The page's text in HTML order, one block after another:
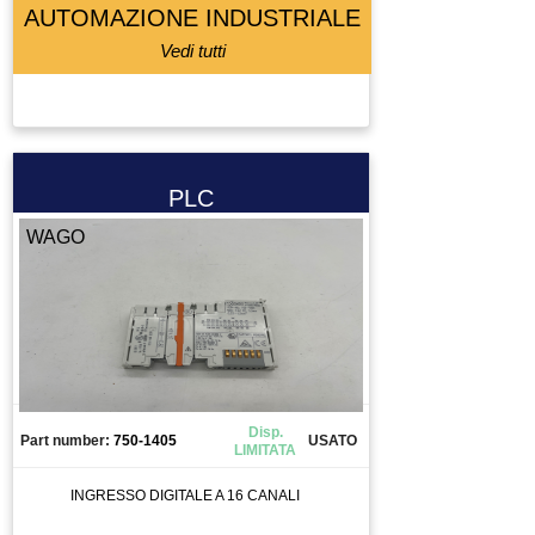
LETTORE BARCODE
LETTORE FLOPPY
LUBRIFICATORE
LUCI
MACCHINA UTENSILE
MADRINO
MANIPOLATORE
MANOMETRO
MEMORY CARD
MICRO COMPONETE
MOLLA
AUTOMAZIONE INDUSTRIALE
Vedi tutti
PLC
WAGO
Part number: 750-1405
Disp.
LIMITATA
USATO
INGRESSO DIGITALE A 16 CANALI